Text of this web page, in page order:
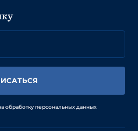
обработку персональных данных